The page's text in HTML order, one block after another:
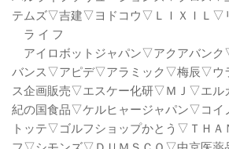
テムズ▽吉建▽ヨドコウ▽ＬＩＸＩＬ▽
ラ イ フ
アイロボットジャパン▽アクアバン
バンス▽アピデ▽アラミック▽梅辰▽ウ
ス企画販売▽エスケー化研▽ＭＪ▽エ
紀の国食品▽ケルヒャージャパン▽コイ
トッテ▽ゴルフショップかとう▽ＴＨ